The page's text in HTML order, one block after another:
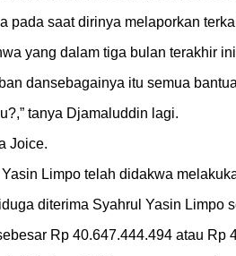
pada saat dirinya melaporkan
yang dalam tiga bulan terakhir
dansebagainya itu semua
tanya Djamaluddin lagi.
Joice.
Limpo telah didakwa
diterima Syahrul Yasin Limpo
Rp 40.647.444.494 atau